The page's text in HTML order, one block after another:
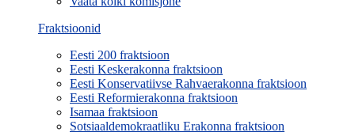
Fraktsioonid
Eesti 200 fraktsioon
Eesti Keskerakonna fraktsioon
Eesti Konservatiivse Rahvaerakonna fraktsioon
Eesti Reformierakonna fraktsioon
Isamaa fraktsioon
Sotsiaaldemokraatliku Erakonna fraktsioon